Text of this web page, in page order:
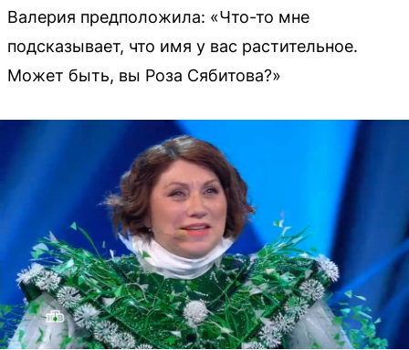
Валерия предположила: «Что-то мне
подсказывает, что имя у вас растительное.
Может быть, вы Роза Сябитова?»